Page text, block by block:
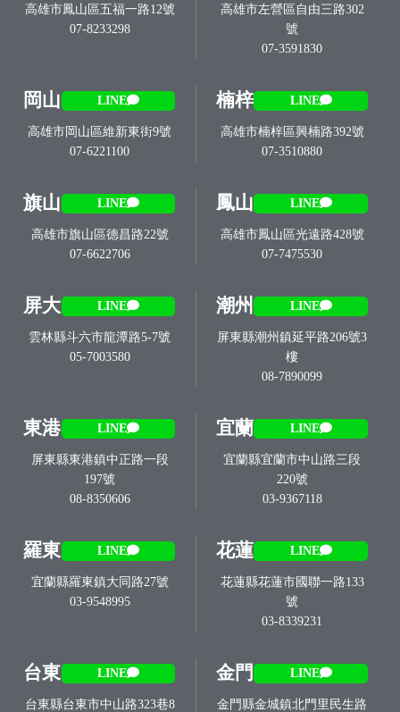
高雄市鳳山區五福一路12號
07-8233298
高雄市左營區自由三路302
號
07-3591830
岡山 LINE
高雄市岡山區維新東街9號
07-6221100
楠梓 LINE
高雄市楠梓區興楠路392號
07-3510880
旗山 LINE
高雄市旗山區德昌路22號
07-6622706
鳳山 LINE
高雄市鳳山區光遠路428號
07-7475530
屏大 LINE
雲林縣斗六市龍潭路5-7號
05-7003580
潮州 LINE
屏東縣潮州鎮延平路206號3
樓
08-7890099
東港 LINE
屏東縣東港鎮中正路一段
197號
08-8350606
宜蘭 LINE
宜蘭縣宜蘭市中山路三段
220號
03-9367118
羅東 LINE
宜蘭縣羅東鎮大同路27號
03-9548995
花蓮 LINE
花蓮縣花蓮市國聯一路133
號
03-8339231
台東 LINE
台東縣台東市中山路323巷8
金門 LINE
金門縣金城鎮北門里民生路